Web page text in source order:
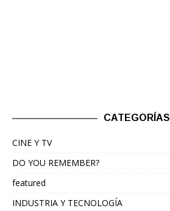
CATEGORÍAS
CINE Y TV
DO YOU REMEMBER?
featured
INDUSTRIA Y TECNOLOGÍA